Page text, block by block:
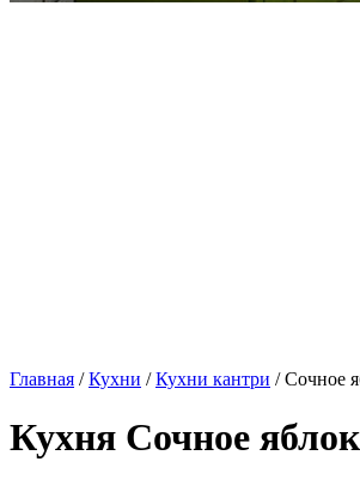
Главная /Кухни /Кухни кантри / Сочное
Кухня Сочное